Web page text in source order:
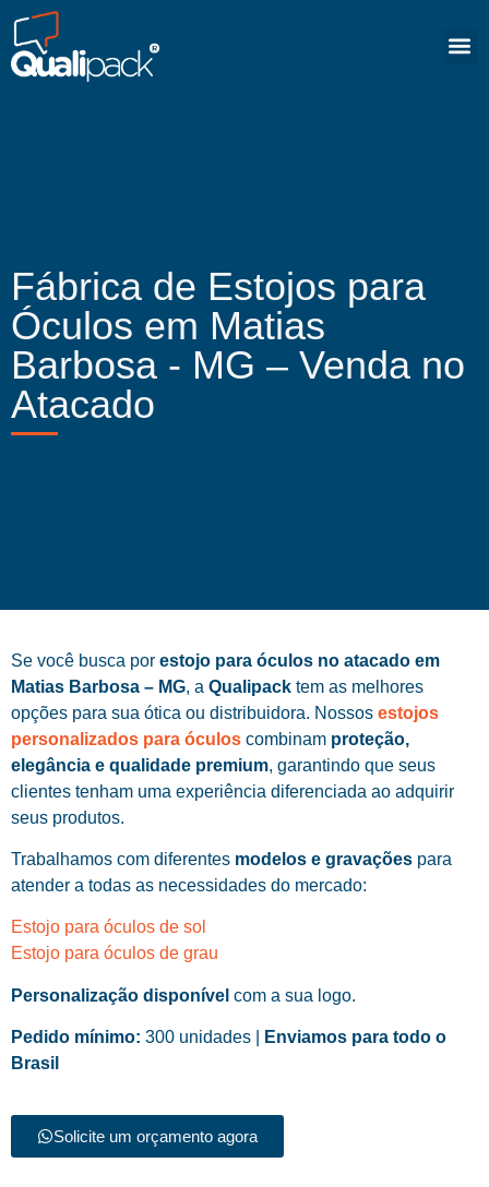
Fábrica de Estojos para
Óculos em Matias
Barbosa - MG – Venda no
Atacado
Se você busca por estojo para óculos no atacado em
Matias Barbosa – MG, a Qualipack tem as melhores
opções para sua ótica ou distribuidora. Nossos estojos
personalizados para óculos combinam proteção,
elegância e qualidade premium, garantindo que seus
clientes tenham uma experiência diferenciada ao adquirir
seus produtos.
Trabalhamos com diferentes modelos e gravações para
atender a todas as necessidades do mercado:
Estojo para óculos de sol
Estojo para óculos de grau
Personalização disponível com a sua logo.
Pedido mínimo: 300 unidades |
Enviamos para todo o
Brasil
Solicite um orçamento agora